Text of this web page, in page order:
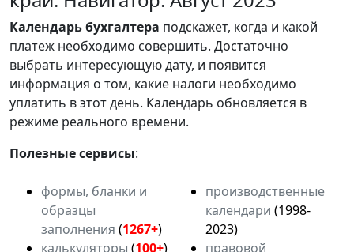
Календарьбухгалтера подскажет, когда и какой
платеж необходимо совершить. Достаточно
выбрать интересующую дату, и появится
информация о том, какие налоги необходимо
уплатить в этот день. Календарь обновляется в
режиме реального времени.
Полезные сервисы:
формы, бланки и
образцы
заполнения (1267+)
калькуляторы (100+)
производственные
календари (1998-
2023)
правовой